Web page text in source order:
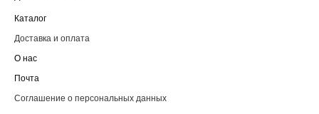
Каталог
Доставка и оплата
О нас
Почта
Соглашение о персональных данных